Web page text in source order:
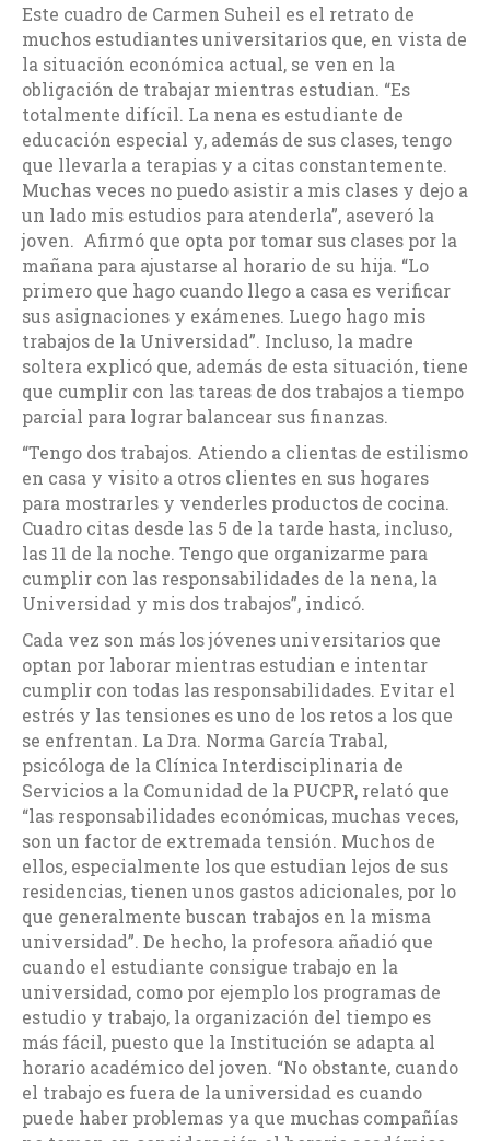
Este cuadro de Carmen Suheil es el retrato de
muchos estudiantes universitarios que, en vista de
la situación económica actual, se ven en la
obligación de trabajar mientras estudian. “Es
totalmente difícil. La nena es estudiante de
educación especial y, además de sus clases, tengo
que llevarla a terapias y a citas constantemente.
Muchas veces no puedo asistir a mis clases y dejo a
un lado mis estudios para atenderla”, aseveró la
joven. Afirmó que opta por tomar sus clases por la
mañana para ajustarse al horario de su hija. “Lo
primero que hago cuando llego a casa es verificar
sus asignaciones y exámenes. Luego hago mis
trabajos de la Universidad”. Incluso, la madre
soltera explicó que, además de esta situación, tiene
que cumplir con las tareas de dos trabajos a tiempo
parcial para lograr balancear sus finanzas.
“Tengo dos trabajos. Atiendo a clientas de estilismo
en casa y visito a otros clientes en sus hogares
para mostrarles y venderles productos de cocina.
Cuadro citas desde las 5 de la tarde hasta, incluso,
las 11 de la noche. Tengo que organizarme para
cumplir con las responsabilidades de la nena, la
Universidad y mis dos trabajos”, indicó.
Cada vez son más los jóvenes universitarios que
optan por laborar mientras estudian e intentar
cumplir con todas las responsabilidades. Evitar el
estrés y las tensiones es uno de los retos a los que
se enfrentan. La Dra. Norma García Trabal,
psicóloga de la Clínica Interdisciplinaria de
Servicios a la Comunidad de la PUCPR, relató que
“las responsabilidades económicas, muchas veces,
son un factor de extremada tensión. Muchos de
ellos, especialmente los que estudian lejos de sus
residencias, tienen unos gastos adicionales, por lo
que generalmente buscan trabajos en la misma
universidad”. De hecho, la profesora añadió que
cuando el estudiante consigue trabajo en la
universidad, como por ejemplo los programas de
estudio y trabajo, la organización del tiempo es
más fácil, puesto que la Institución se adapta al
horario académico del joven. “No obstante, cuando
el trabajo es fuera de la universidad es cuando
puede haber problemas ya que muchas compañías